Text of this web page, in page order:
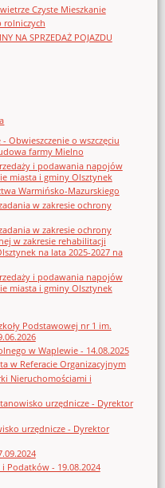
Czyste Mieszkanie
rolniczych
NA SPRZEDAŻ POJAZDU
Obwieszczenie o wszczęciu
farmy Mielno
i podawania napojów
miasta i gminy Olsztynek
Warmińsko-Mazurskiego
w zakresie ochrony
w zakresie ochrony
w zakresie rehabilitacji
na lata 2025-2027 na
i podawania napojów
miasta i gminy Olsztynek
Podstawowej nr 1 im.
w Waplewie - 14.08.2025
w Referacie Organizacyjnym
Nieruchomościami i
urzędnicze - Dyrektor
urzędnicze - Dyrektor
Podatków - 19.08.2024